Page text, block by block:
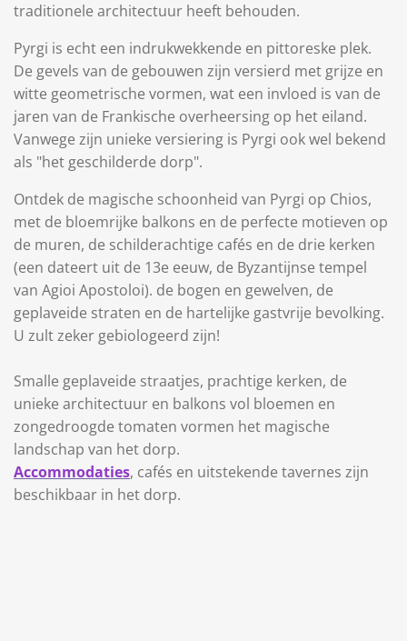
traditionele architectuur heeft behouden.
Pyrgi is echt een indrukwekkende en pittoreske plek.
De gevels van de gebouwen zijn versierd met grijze en
witte geometrische vormen, wat een invloed is van de
jaren van de Frankische overheersing op het eiland.
Vanwege zijn unieke versiering is Pyrgi ook wel bekend
als "het geschilderde dorp".
Ontdek de magische schoonheid van Pyrgi op Chios,
met de bloemrijke balkons en de perfecte motieven op
de muren, de schilderachtige cafés en de drie kerken
(een dateert uit de 13e eeuw, de Byzantijnse tempel
van Agioi Apostoloi). de bogen en gewelven, de
geplaveide straten en de hartelijke gastvrije bevolking.
U zult zeker gebiologeerd zijn!
Smalle geplaveide straatjes, prachtige kerken, de
unieke architectuur en balkons vol bloemen en
zongedroogde tomaten vormen het magische
landschap van het dorp.
Accommodaties, cafés en uitstekende tavernes zijn
beschikbaar in het dorp.